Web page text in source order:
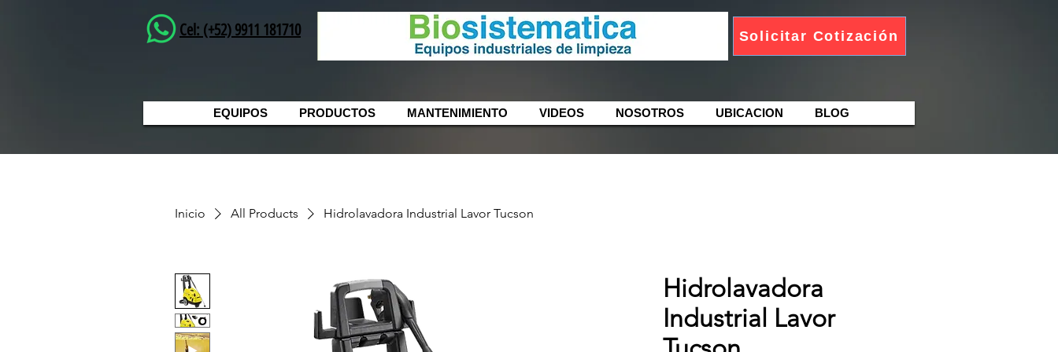
Cel: (+52) 9911 181710 Solicitar Cotización
EQUIPOS PRODUCTOS MANTENIMIENTO VIDEOS NOSOTROS UBICACION BLOG
Inicio All Products Hidrolavadora Industrial Lavor Tucson
Hidrolavadora
Industrial Lavor